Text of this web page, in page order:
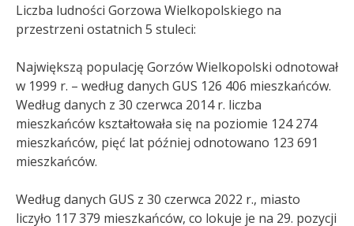
Liczba ludności Gorzowa Wielkopolskiego na
przestrzeni ostatnich 5 stuleci:
Największą populację Gorzów Wielkopolski odnotował
w 1999 r. – według danych GUS 126 406 mieszkańców.
Według danych z 30 czerwca 2014 r. liczba
mieszkańców kształtowała się na poziomie 124 274
mieszkańców, pięć lat później odnotowano 123 691
mieszkańców.
Według danych GUS z 30 czerwca 2022 r., miasto
liczyło 117 379 mieszkańców, co lokuje je na 29. pozycji